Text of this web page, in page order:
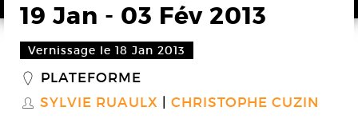
19 Jan - 03 Fév 2013
Vernissage le 18 Jan 2013
_ PLATEFORME
S SYLVIE RUAULX CHRISTOPHE CUZIN